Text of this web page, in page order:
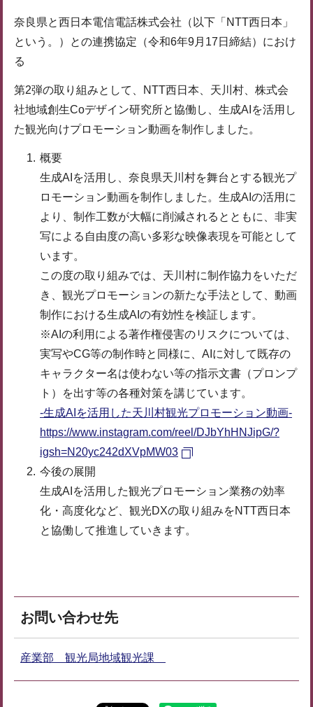
奈良県と西日本電信電話株式会社（以下「NTT西日本」
という。）との連携協定（令和6年9月17日締結）におけ
る
第2弾の取り組みとして、NTT西日本、天川村、株式会
社地域創生Coデザイン研究所と協働し、生成AIを活用し
た観光向けプロモーション動画を制作しました。
概要
生成AIを活用し、奈良県天川村を舞台とする観光プ
ロモーション動画を制作しました。生成AIの活用に
より、制作工数が大幅に削減されるとともに、非実
写による自由度の高い多彩な映像表現を可能として
います。
この度の取り組みでは、天川村に制作協力をいただ
き、観光プロモーションの新たな手法として、動画
制作における生成AIの有効性を検証します。
※AIの利用による著作権侵害のリスクについては、
実写やCG等の制作時と同様に、AIに対して既存の
キャラクター名は使わない等の指示文書（プロンプ
ト）を出す等の各種対策を講じています。
-生成AIを活用した天川村観光プロモーション動画-
https://www.instagram.com/reel/DJbYhHNJipG/?
igsh=N20yc242dXVpMW03
今後の展開
生成AIを活用した観光プロモーション業務の効率
化・高度化など、観光DXの取り組みをNTT西日本
と協働して推進していきます。
お問い合わせ先
産業部 観光局地域観光課